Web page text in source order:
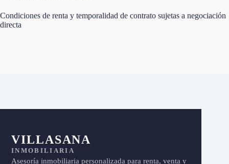
Condiciones de renta y temporalidad de contrato sujetas a negociación
directa
VILLASANA
INMOBILIARIA
Asesoría inmobiliaria personalizada para renta, venta y